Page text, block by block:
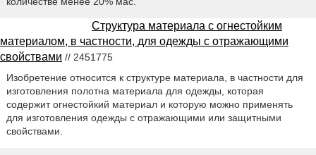
Структура материала с огнестойким
материалом, в частности, для одежды с отражающими
свойствами // 2451775
Изобретение относится к структуре материала, в частности для
изготовления полотна материала для одежды, которая
содержит огнестойкий материал и которую можно применять
для изготовления одежды с отражающими или защитными
свойствами.